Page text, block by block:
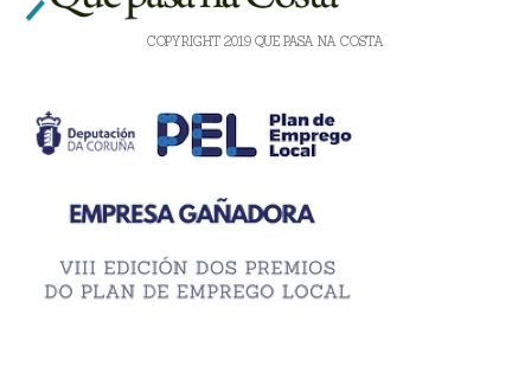
COPYRIGHT 2019 QUE PASA NA COSTA